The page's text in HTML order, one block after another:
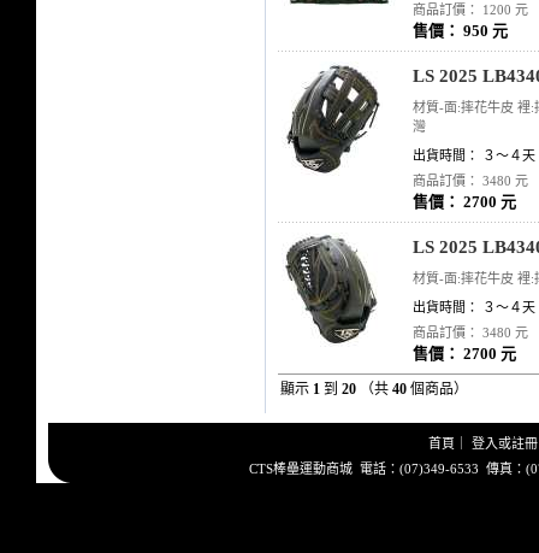
商品訂價： 1200 元
售價： 950 元
LS 2025
材質-面:摔花牛皮 裡:
灣
出貨時間： ３～４天
商品訂價： 3480 元
售價： 2700 元
LS 2025
材質-面:摔花牛皮 裡:
出貨時間： ３～４天
商品訂價： 3480 元
售價： 2700 元
顯示 1 到 20 （共 40 個商品）
首頁 登入或註冊
CTS棒壘運動商城 電話：(07)349-6533 傳真：